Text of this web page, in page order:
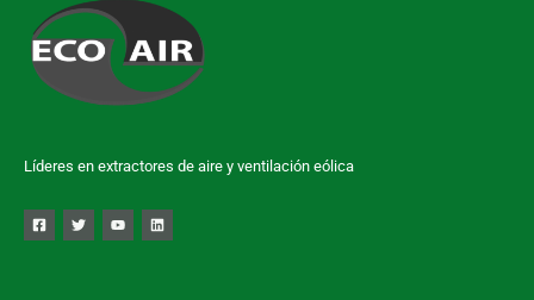
Líderes en extractores de aire y ventilación eólica